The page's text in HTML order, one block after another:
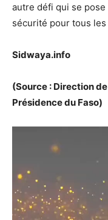
autre défi qui se
sécurité pour tous les
Sidwaya.info
(Source : Direction
Présidence du Faso)